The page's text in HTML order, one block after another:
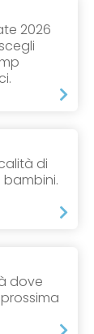
2026
di
dove